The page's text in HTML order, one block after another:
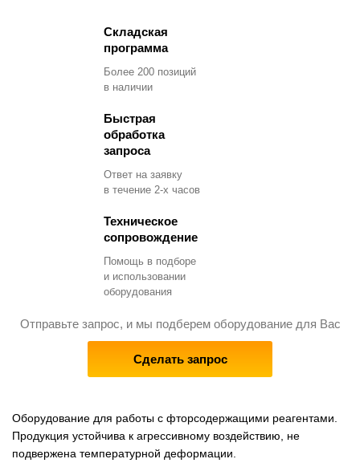
Складская
программа
Более 200 позиций
в наличии
Быстрая
обработка
запроса
Ответ на заявку
в течение 2-х часов
Техническое
сопровождение
Помощь в подборе
и использовании
оборудования
Отправьте запрос, и мы подберем оборудование для Вас
Сделать запрос
Оборудование для работы с фторсодержащими реагентами.
Продукция устойчива к агрессивному воздействию, не
подвержена температурной деформации.